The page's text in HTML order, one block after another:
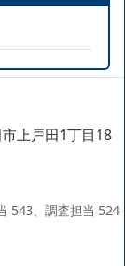
上戸田1丁目18
543、調査担当 524